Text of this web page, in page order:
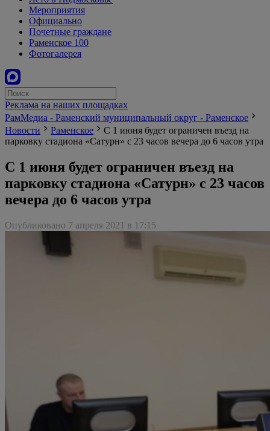
Мероприятия
Официально
Почетные граждане
Раменское 100
Фотогалерея
Реклама на наших площадках
РамМедиа - Раменский муниципальный округ - Раменское
Новости
Раменское
С 1 июня будет ограничен въезд на
парковку стадиона «Сатурн» с 23 часов вечера до 6 часов утра
С 1 июня будет ограничен въезд на
парковку стадиона «Сатурн» с 23 часов
вечера до 6 часов утра
Опубликовано 7 апреля 2021 в 17:15